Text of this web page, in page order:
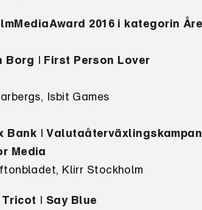
2016 i kategorin
Borg I First Person Lover
Isbit Games
Bank I
Media
Klirr Stockholm
Tricot I Say Blue